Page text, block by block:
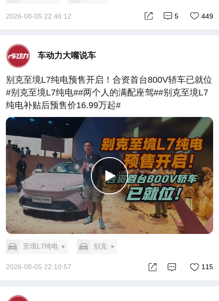
2026-08-05 22:46:12 449
5
车动力大嘴说车
别克至境L7纯电预售开启！合资首台800V轿车已就位
#别克至境L7纯电##两个人的满配座驾##别克至境L7
纯电补贴后预售价16.99万起#
至境L7纯电 别克
2026-08-05 22:10:57 115